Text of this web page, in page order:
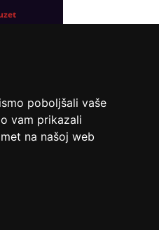
poboljšali vaše
vam prikazali
na našoj web
astrologija,